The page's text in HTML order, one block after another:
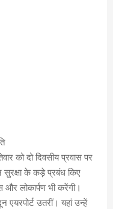
को दो दिवसीय प्रवास पर
के कड़े प्रबंध किए
और लोकार्पण भी करेंगी।
एयरपोर्ट उतरीं। यहां उन्हें